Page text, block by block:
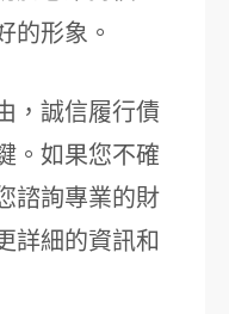
的形象。
，誠信履行債
。如果您不確
諮詢專業的財
詳細的資訊和